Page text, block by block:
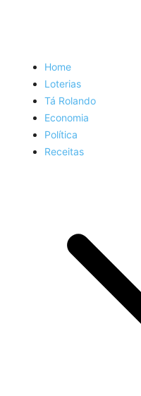
Home
Loterias
Tá Rolando
Economia
Política
Receitas